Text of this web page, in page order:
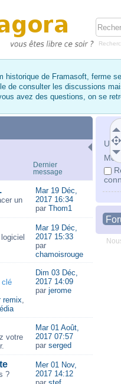
historique de Framasoft, ferme
de consulter les discussions
avez des questions, on se
Mot
Dernier
message
un
Mar 19 Déc,
2017 16:34
par Thom1
Mar 19 Déc,
2017 15:33
par
chamoisrouge
clé
remix,
Dim 03 Déc,
2017 14:09
par jerome
votre
Mar 01 Août,
2017 07:57
par serged
?
Mer 01 Nov,
2017 14:12